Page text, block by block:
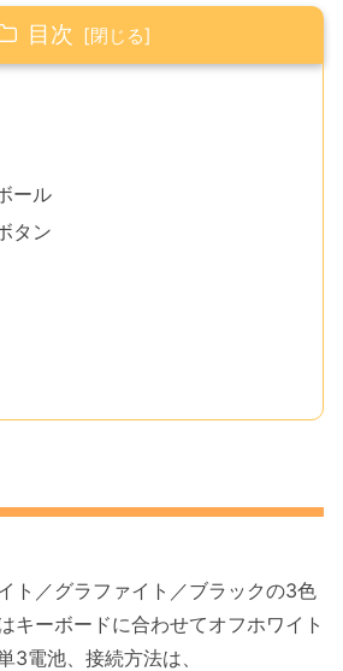
目次
ール
タン
ト／グラファイト／ブラックの3色
キーボードに合わせてオフホワイト
3電池、接続方法は、